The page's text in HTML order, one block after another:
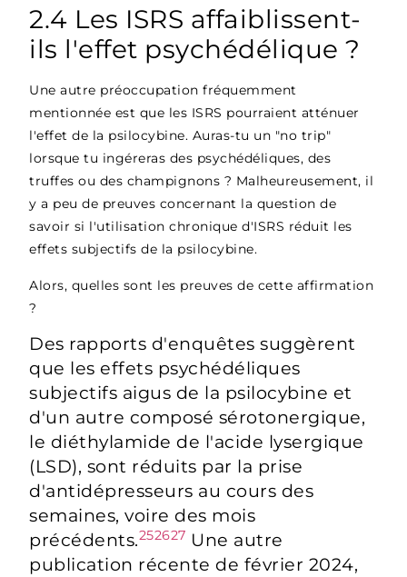
2.4 Les ISRS affaiblissent-
ils l'effet psychédélique ?
Une autre préoccupation fréquemment
mentionnée est que les ISRS pourraient atténuer
l'effet de la psilocybine. Auras-tu un "no trip"
lorsque tu ingéreras des psychédéliques, des
truffes ou des champignons ? Malheureusement, il
y a peu de preuves concernant la question de
savoir si l'utilisation chronique d'ISRS réduit les
effets subjectifs de la psilocybine.
Alors, quelles sont les preuves de cette affirmation
?
Des rapports d'enquêtes suggèrent
que les effets psychédéliques
subjectifs aigus de la psilocybine et
d'un autre composé sérotonergique,
le diéthylamide de l'acide lysergique
(LSD), sont réduits par la prise
d'antidépresseurs au cours des
semaines, voire des mois
précédents.252627 Une autre
publication récente de février 2024,